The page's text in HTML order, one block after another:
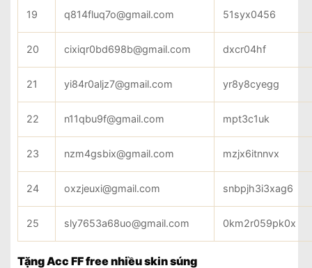
19 q814fluq7o@gmail.com 51syx0456
20 cixiqr0bd698b@gmail.com dxcr04hf
21 yi84r0aljz7@gmail.com yr8y8cyegg
22 n11qbu9f@gmail.com mpt3c1uk
23 nzm4gsbix@gmail.com mzjx6itnnvx
24 oxzjeuxi@gmail.com snbpjh3i3xag6
25 sly7653a68uo@gmail.com 0km2r059pk0x
Tặng Acc FF free nhiều skin súng